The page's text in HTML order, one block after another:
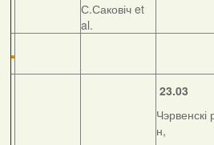
С.Саковіч et
al.
23.03
Чэрвенскі
н,